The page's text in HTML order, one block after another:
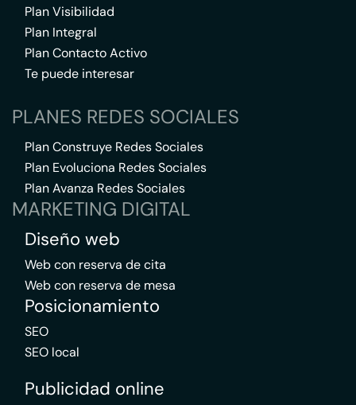
Plan Visibilidad
Plan Integral
Plan Contacto Activo
Te puede interesar
PLANES REDES SOCIALES
Plan Construye Redes Sociales
Plan Evoluciona Redes Sociales
Plan Avanza Redes Sociales
MARKETING DIGITAL
Diseño web
Web con reserva de cita
Web con reserva de mesa
Posicionamiento
SEO
SEO local
Publicidad online